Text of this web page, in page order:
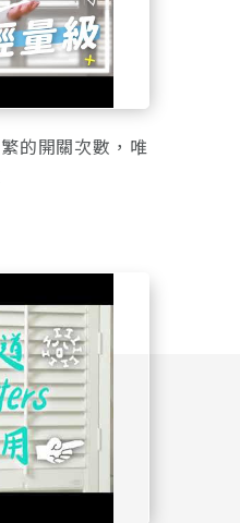
的開關次數，唯